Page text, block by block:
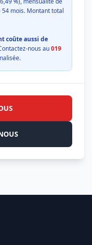
mois. Montant total
coûte aussi de
nous au019